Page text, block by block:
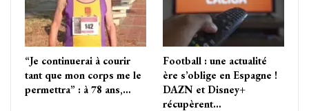
“Je continuerai à courir
tant que mon corps me le
permettra” : à 78 ans,…
Football : une actualité
ère s’oblige en Espagne !
DAZN et Disney+
récupèrent…